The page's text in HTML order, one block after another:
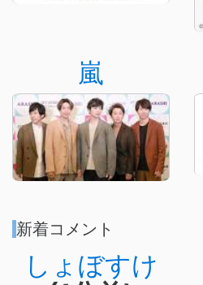
嵐
新着コメント
しょぼすけ